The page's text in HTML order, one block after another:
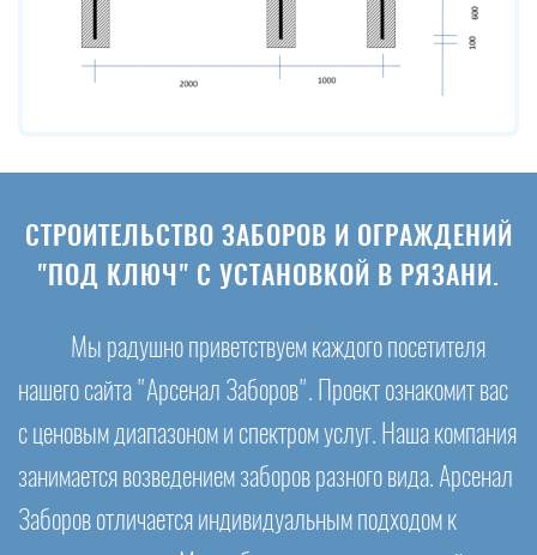
СТРОИТЕЛЬСТВО ЗАБОРОВ И ОГРАЖДЕНИЙ
"ПОД КЛЮЧ" С УСТАНОВКОЙ В РЯЗАНИ.
Мы радушно приветствуем каждого посетителя
нашего сайта "Арсенал Заборов". Проект ознакомит вас
с ценовым диапазоном и спектром услуг. Наша компания
занимается возведением заборов разного вида. Арсенал
Заборов отличается индивидуальным подходом к